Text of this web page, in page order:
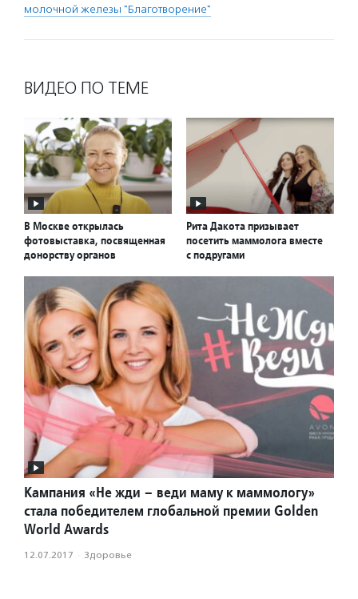
молочной железы "Благотворение"
ВИДЕО ПО ТЕМЕ
В Москве открылась
фотовыставка, посвященная
донорству органов
Рита Дакота призывает
посетить маммолога вместе
с подругами
Кампания «Не жди – веди маму к маммологу»
стала победителем глобальной премии Golden
World Awards
12.07.2017 · Здоровье